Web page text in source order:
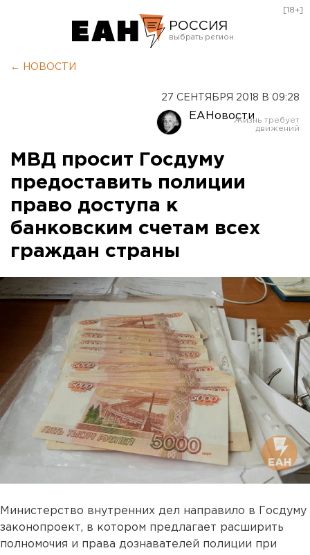
РОССИЯ
Оренбург
[18+]
← НОВОСТИ
27 СЕНТЯБРЯ 2018 В 09:28
ЕАНовости
МВД просит Госдуму
предоставить полиции
право доступа к
банковским счетам всех
граждан страны
Министерство внутренних дел направило в Госдуму
законопроект, в котором предлагает расширить
полномочия и права дознавателей полиции при